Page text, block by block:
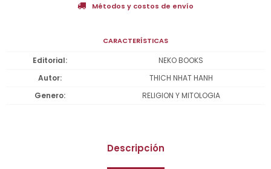
Métodos y costos de envío
CARACTERÍSTICAS
Editorial
NEKO BOOKS
Autor
THICH NHAT HANH
Genero
RELIGION Y MITOLOGIA
Descripción